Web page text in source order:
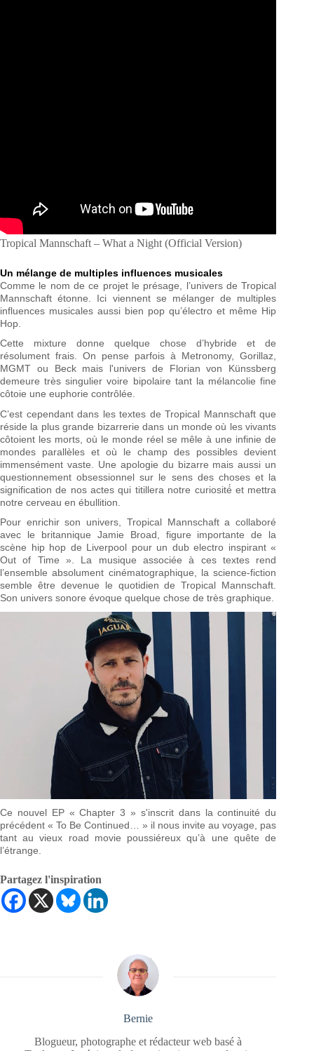
Tropical Mannschaft – What a Night (Official Version)
Un mélange de multiples influences musicales
Comme le nom de ce projet le présage, l’univers de Tropical
Mannschaft étonne. Ici viennent se mélanger de multiples
influences musicales aussi bien pop qu’électro et même Hip
Hop.
Cette mixture donne quelque chose d’hybride et de
résolument frais. On pense parfois à Metronomy, Gorillaz,
MGMT ou Beck mais l'univers de Florian von Künssberg
demeure très singulier voire bipolaire tant la mélancolie fine
côtoie une euphorie contrôlée.
C’est cependant dans les textes de Tropical Mannschaft que
réside la plus grande bizarrerie dans un monde où les vivants
côtoient les morts, où le monde réel se mêle à une infinie de
mondes parallèles et où le champ des possibles devient
immensément vaste. Une apologie du bizarre mais aussi un
questionnement obsessionnel sur le sens des choses et la
signification de nos actes qui titillera notre curiosité́ et mettra
notre cerveau en ébullition.
Pour enrichir son univers, Tropical Mannschaft a collaboré
avec le britannique Jamie Broad, figure importante de la
scène hip hop de Liverpool pour un dub electro inspirant «
Out of Time ». La musique associée à ces textes rend
l’ensemble absolument cinématographique, la science-fiction
semble être devenue le quotidien de Tropical Mannschaft.
Son univers sonore évoque quelque chose de très graphique.
Ce nouvel EP « Chapter 3 » s'inscrit dans la continuité du
précédent « To Be Continued… » il nous invite au voyage, pas
tant au vieux road movie poussiéreux qu’à une quête de
l’étrange.
Partagez l'inspiration
Bernie
Blogueur, photographe et rédacteur web basé à